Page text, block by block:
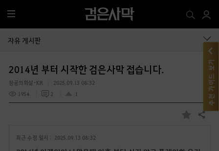
전
체
메
자유 게시판
2014년 부터 시작한 검은사막 접습니다.
창공의화살-KR
2025.09.13 08:32
1954
2 1
즐
공유하기
최근 수정 일시 : 2025.09.13 08:32
추천 가이드 보기